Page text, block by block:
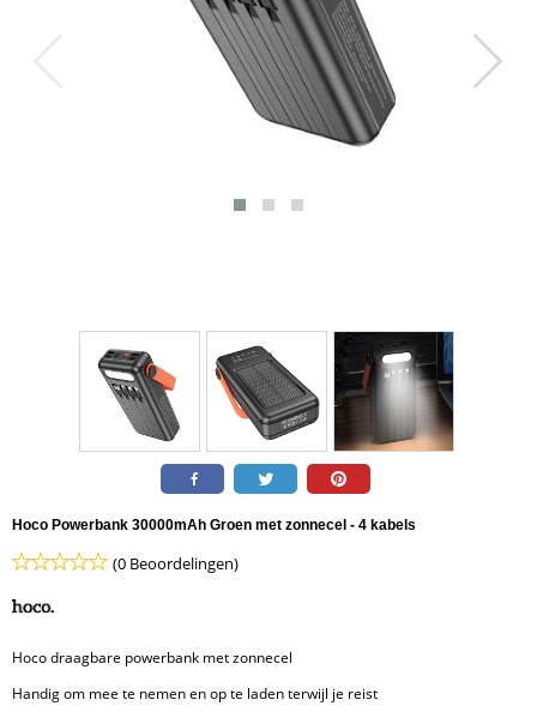
Hoco Powerbank 30000mAh Groen met zonnecel - 4 kabels
(0 Beoordelingen)
Hoco draagbare powerbank met zonnecel
Handig om mee te nemen en op te laden terwijl je reist